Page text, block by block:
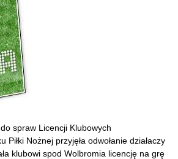
spraw Licencji Klubowych
Piłki Nożnej przyjęła odwołanie działaczy
klubowi spod Wolbromia licencję na grę